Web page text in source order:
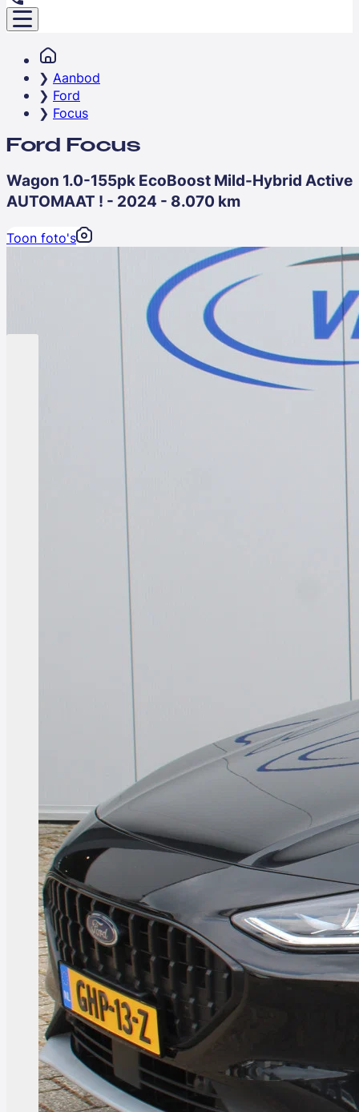
Aanbod
Ford
Focus
Ford Focus
Wagon 1.0-155pk EcoBoost Mild-Hybrid Active
AUTOMAAT ! - 2024 - 8.070 km
Toon foto's